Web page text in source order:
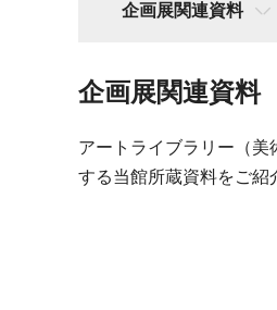
企画展関連資料
企画展関連資料
アートライブラリー（
する当館所蔵資料をご紹